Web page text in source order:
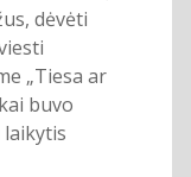
dėvėti
„Tiesa ar
buvo